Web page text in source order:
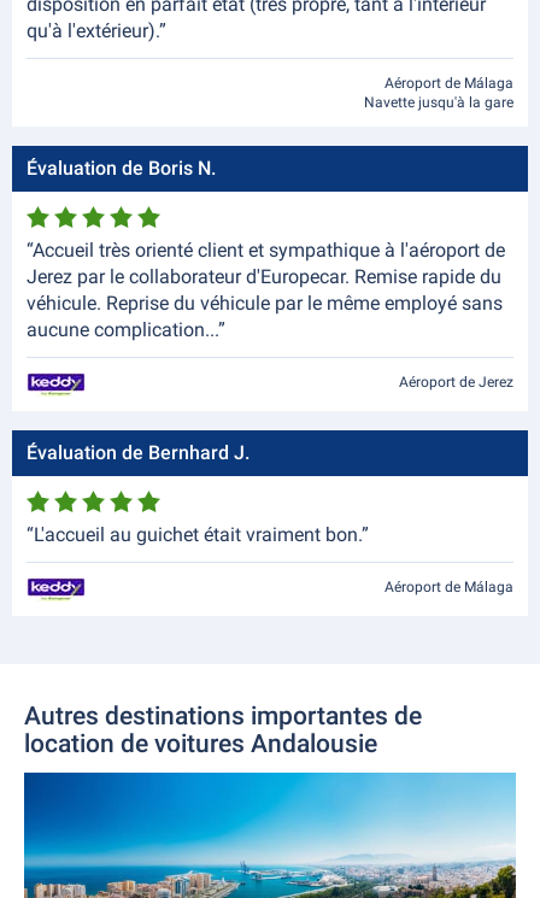
qu'à l'extérieur).”
Aéroport de Málaga
Navette jusqu'à la gare
Évaluation de Boris N.
“Accueil très orienté client et sympathique à l'aéroport de
Jerez par le collaborateur d'Europecar. Remise rapide du
véhicule. Reprise du véhicule par le même employé sans
aucune complication...”
Aéroport de Jerez
Évaluation de Bernhard J.
“L'accueil au guichet était vraiment bon.”
Aéroport de Málaga
Autres destinations importantes de
location de voitures Andalousie